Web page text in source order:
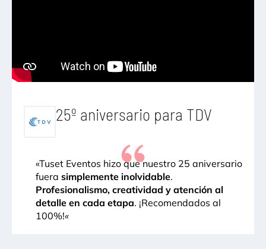
25º aniversario para TDV
«Tuset Eventos hizo que nuestro 25 aniversario
fuera simplemente inolvidable.
Profesionalismo, creatividad y atención al
detalle en cada etapa. ¡Recomendados al
100%!«